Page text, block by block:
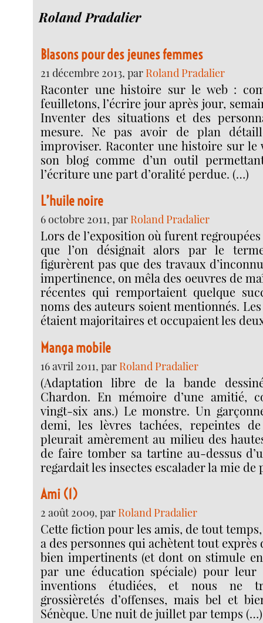
Roland Pradalier
Blasons pour des jeunes femmes
21 décembre 2013, par Roland Pradalier
Raconter une his­toire sur le web :
feuille­tons, l’écrire jour après jour,
Inventer des situa­tions et des
mesure. Ne pas avoir de plan
improviser. Raconter une his­toire sur le
son blog comme d’un outil
l’écriture une part d’oralité per­due. (…)
L’huile noire
6 octobre 2011, par Roland Pradalier
Lors de l’exposition où furent
que l’on désignait alors par le
figurèrent pas que des travaux
impertinence, on mêla des oeuvres de
récentes qui remportaient quelque
noms des auteurs soient mentionnés.
étaient majoritaires et occupaient les
Manga mobile
16 avril 2011, par Roland Pradalier
(Adaptation libre de la bande
Chardon. En mémoire d’une amitié,
vingt-six ans.) Le monstre. Un
demi, les lèvres tachées, repeintes
pleurait amèrement au milieu des
de faire tomber sa tartine au-dessus
regardait les insectes escalader la mie de
Ami (1)
2 août 2009, par Roland Pradalier
Cette fiction pour les amis, de tout
a des personnes qui achètent tout exprès
bien impertinents (et dont on stimule
par une éducation spéciale) pour
inventions étudiées, et nous ne
grossièretés d’offenses, mais bel et
Sénèque. Une nuit de juillet par temps (…)